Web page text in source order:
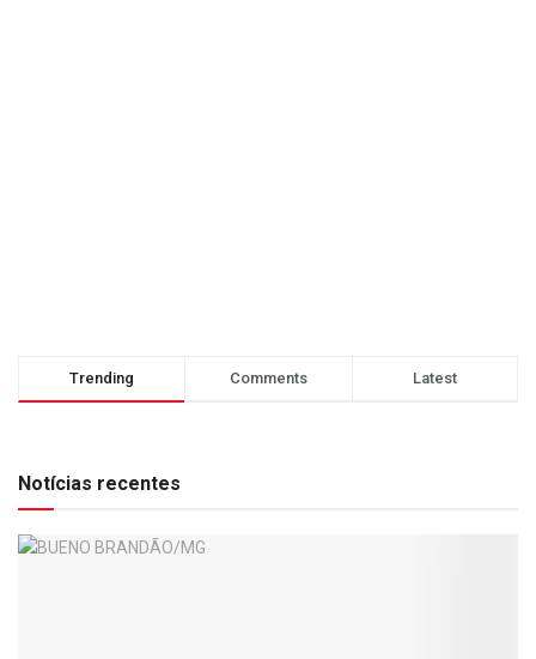
Trending Comments Latest
Notícias recentes